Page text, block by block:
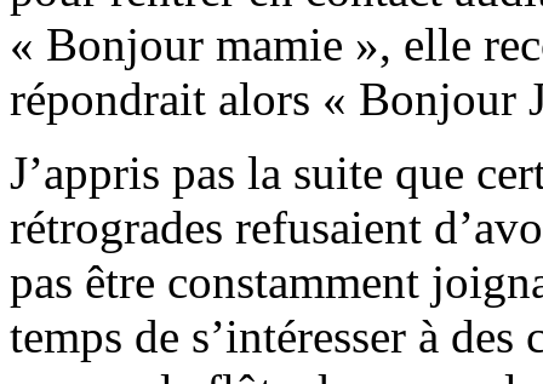
« Bonjour mamie », elle
répondrait alors « Bonjour
J’appris pas la suite que
rétrogrades refusaient
pas être constamment
temps de s’intéresser à